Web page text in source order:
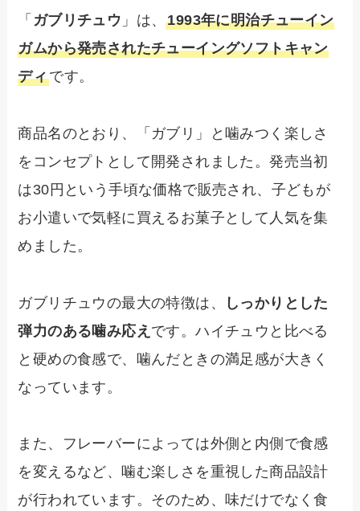
「 ガブリチュウ 」は、1993年に明治チューイン
ガムから発売されたチューイングソフトキャン
ディです。
商品名のとおり、「ガブリ」と噛みつく楽しさ
をコンセプトとして開発されました。発売当初
は30円という手頃な価格で販売され、子どもが
お小遣いで気軽に買えるお菓子として人気を集
めました。
ガブリチュウの最大の特徴は、
しっかりとした
弾力のある噛み応え です。ハイチュウと比べる
と硬めの食感で、噛んだときの満足感が大きく
なっています。
また、フレーバーによっては外側と内側で食感
を変えるなど、噛む楽しさを重視した商品設計
が行われています。そのため、味だけでなく食